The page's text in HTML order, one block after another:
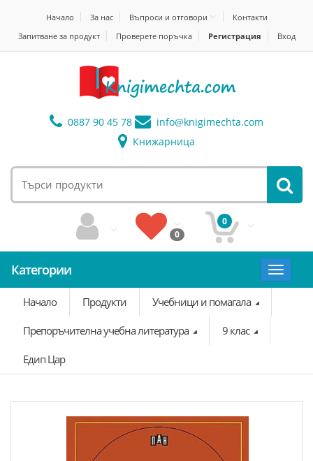
Начало За нас Въпроси и отговори
Контакти
Запитване за продукт
Проверете поръчка Регистрация Вход
0887 90 45 78 info@knigimechta.com
Книжарница
0
0
Категории
Toggle
Начало
Продукти Учебници и помагала
Препоръчителна учебна литература 9 клас
Едип Цар